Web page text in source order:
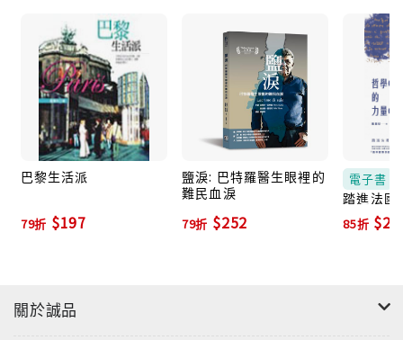
青年現身說法，作者也將眼光轉回台灣，採訪學者、民
間哲學教育推動者與高中老師，整理出近年來哲學教育
推廣的脈絡，並從本地的角度析辯哲學教育的前景。回
應台灣高中哲學教育的爭論，或者問題必須回到「哲學
是什麼？」來思考。台灣教育長期以來填鴨充塞，注重
實用與工具性，讓我們跟著作者看看他山之石，才知道
原來哲學就是思想的解放，哲學教育不是要培養哲學
家，而是要創造自主思辨的公民，有靈有肉的完整的
人。
巴黎生活派
79折 $197
鹽淚: 巴特羅醫生眼裡的
難民血淚
79折 $252
電子書
踏進法國
台灣哲
85折
關於誠品